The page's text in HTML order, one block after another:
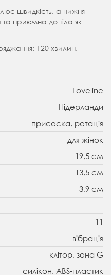
швидкість, а нижня —
приємна до тіла як
120 хвилин.
Loveline
Нідерланди
присоска, ротація
для жінок
19,5 см
13,5 см
3,9 см
11
вібрація
клітор, зона G
силікон, ABS-пластик